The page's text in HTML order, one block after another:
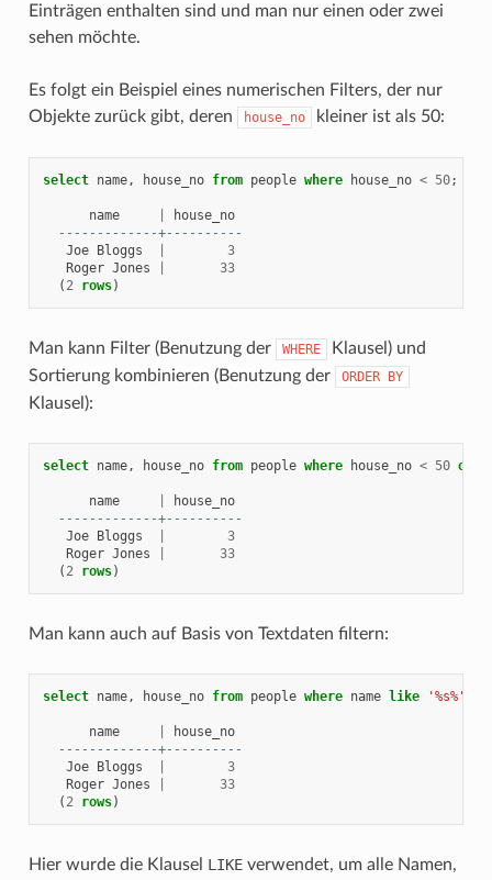
Einträgen enthalten sind und man nur einen oder zwei
sehen möchte.
Es folgt ein Beispiel eines numerischen Filters, der nur
Objekte zurück gibt, deren
house_no kleiner ist als 50:
select name, house_no from people where house_no < 50;
name
house_no
-------------+----------
Joe Bloggs
3
Roger Jones
33
( 2 rows)
Man kann Filter (Benutzung der WHERE
Klausel) und
Sortierung kombinieren (Benutzung der
ORDER BY
Klausel):
select name, house_no from people where house_no < 50
name
house_no
-------------+----------
Joe Bloggs
3
Roger Jones
33
( 2 rows)
Man kann auch auf Basis von Textdaten filtern:
select name, house_no from people where name like '%s%'
name
house_no
-------------+----------
Joe Bloggs
3
Roger Jones
33
( 2 rows)
Hier wurde die Klausel LIKEverwendet, um alle Namen,